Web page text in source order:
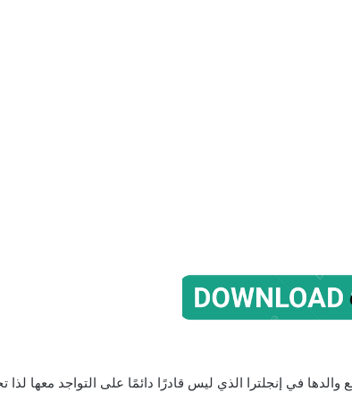
في إنجلترا الذي ليس قادرًا دائمًا على التواجد معها